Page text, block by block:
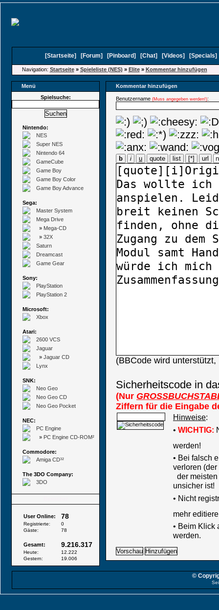
[Startseite] [Forum] [Pinboard] [Chat] [Videos] [Specials
Navigation: Startseite» Spieleliste (NES) » Elite» Kommentar hinzufügen
Menü
Kommentar hinzufügen
Spielsuche:
Nintendo:
NES
Super NES
Nintendo 64
GameCube
Game Boy
Game Boy Color
Game Boy Advance
Sega:
Master System
Mega Drive
» Mega-CD
» 32X
Saturn
Dreamcast
Game Gear
Sony:
PlayStation
PlayStation 2
Microsoft:
Xbox
Atari:
2600 VCS
Jaguar
» Jaguar CD
Lynx
SNK:
Neo Geo
Neo Geo CD
Neo Geo Pocket
NEC:
PC Engine
» PC Engine CD-ROM²
Commodore:
Amiga CD³²
The 3DO Company:
3DO
User Online: 78
Registrierte:
0
Gäste:
78
Gesamt: 9.216.317
Heute:
12.222
Gestern:
19.006
Benutzername (Muss angegeben werden!):
b i u quote list [*] url
(BBCode wird
Sicherheitscode in
(Nur
Ziffern für die Eingabe
Hinweise:
• WICHTIG:
werden!
• Bei falsch
verloren
der
unsicher ist!
• Nicht
mehr
• Beim Klick
werden.
©